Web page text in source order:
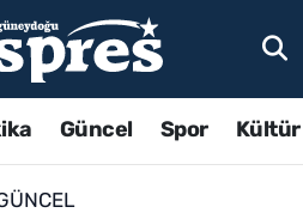
Güncel Spor